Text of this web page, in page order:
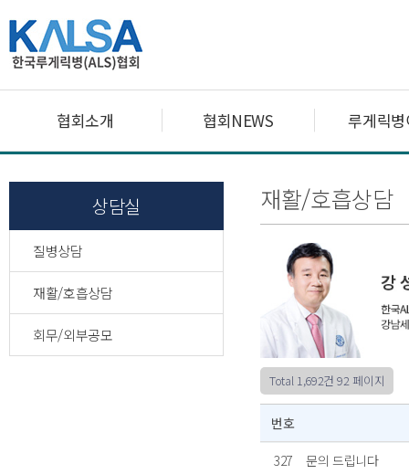
협회소개 협회NEWS 루게릭
상담실
질병상담
재활/호흡상담
회무/외부공모
재활/호흡상담
Total 1,692건 92 페이지
번호
327
문의 드립니다